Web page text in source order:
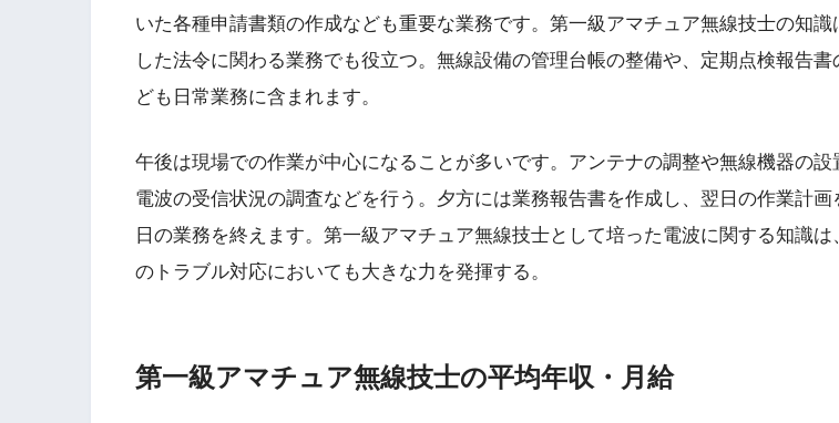
いた各種申請書類の作成なども重要な業務です。第一級アマチュア無線技士の知識
した法令に関わる業務でも役立つ。無線設備の管理台帳の整備や、定期点検報告書
ども日常業務に含まれます。
午後は現場での作業が中心になることが多いです。アンテナの調整や無線機器の設
電波の受信状況の調査などを行う。夕方には業務報告書を作成し、翌日の作業計画
日の業務を終えます。第一級アマチュア無線技士として培った電波に関する知識は
のトラブル対応においても大きな力を発揮する。
第一級アマチュア無線技士の平均年収・月給